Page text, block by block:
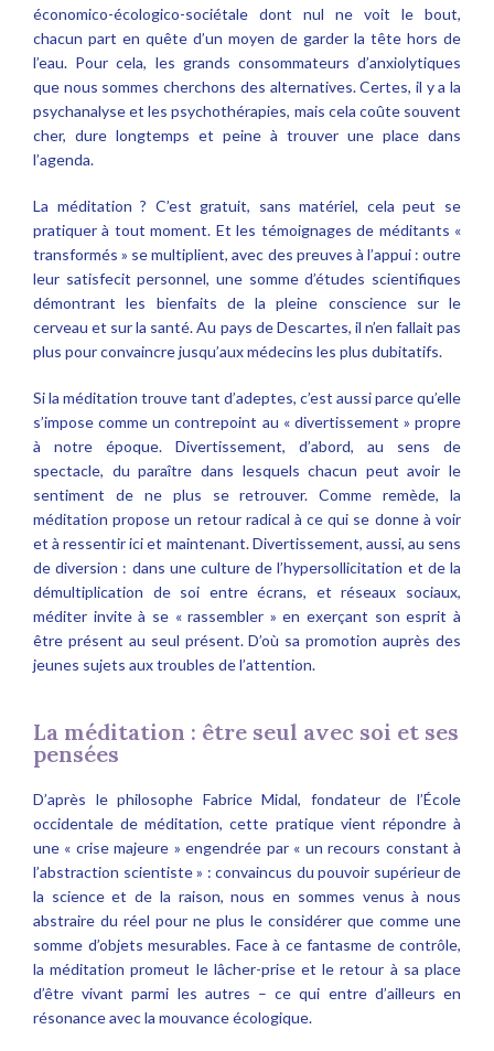
économico-écologico-sociétale dont nul ne voit le bout,
chacun part en quête d’un moyen de garder la tête hors de
l’eau. Pour cela, les grands consommateurs d’anxiolytiques
que nous sommes cherchons des alternatives. Certes, il y a la
psychanalyse et les psychothérapies, mais cela coûte souvent
cher, dure longtemps et peine à trouver une place dans
l’agenda.
La méditation ? C’est gratuit, sans matériel, cela peut se
pratiquer à tout moment. Et les témoignages de méditants «
transformés » se multiplient, avec des preuves à l’appui : outre
leur satisfecit personnel, une somme d’études scientifiques
démontrant les bienfaits de la pleine conscience sur le
cerveau et sur la santé. Au pays de Descartes, il n’en fallait pas
plus pour convaincre jusqu’aux médecins les plus dubitatifs.
Si la méditation trouve tant d’adeptes, c’est aussi parce qu’elle
s’impose comme un contrepoint au « divertissement » propre
à notre époque. Divertissement, d’abord, au sens de
spectacle, du paraître dans lesquels chacun peut avoir le
sentiment de ne plus se retrouver. Comme remède, la
méditation propose un retour radical à ce qui se donne à voir
et à ressentir ici et maintenant. Divertissement, aussi, au sens
de diversion : dans une culture de l’hypersollicitation et de la
démultiplication de soi entre écrans, et réseaux sociaux,
méditer invite à se « rassembler » en exerçant son esprit à
être présent au seul présent. D’où sa promotion auprès des
jeunes sujets aux troubles de l’attention.
La méditation : être seul avec soi et ses
pensées
D’après le philosophe Fabrice Midal, fondateur de l’École
occidentale de méditation, cette pratique vient répondre à
une « crise majeure » engendrée par « un recours constant à
l’abstraction scientiste » : convaincus du pouvoir supérieur de
la science et de la raison, nous en sommes venus à nous
abstraire du réel pour ne plus le considérer que comme une
somme d’objets mesurables. Face à ce fantasme de contrôle,
la méditation promeut le lâcher-prise et le retour à sa place
d’être vivant parmi les autres – ce qui entre d’ailleurs en
résonance avec la mouvance écologique.